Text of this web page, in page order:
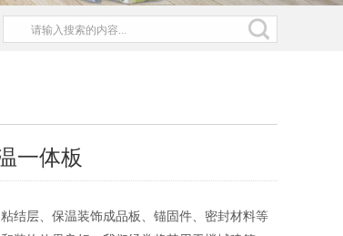
一体板
结层、保温装饰成品板、锚固件、密封材料等